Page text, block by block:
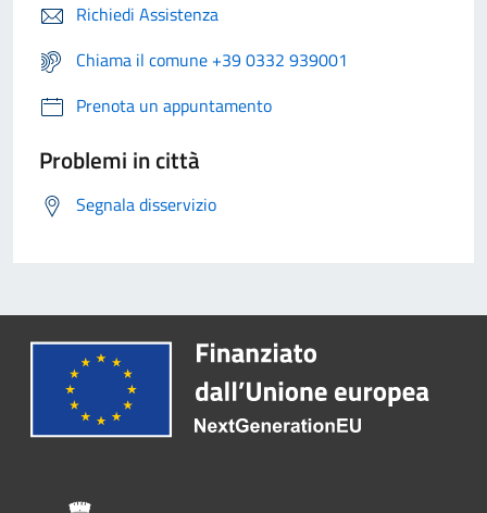
Richiedi Assistenza
Chiama il comune +39 0332 939001
Prenota un appuntamento
Problemi in città
Segnala disservizio